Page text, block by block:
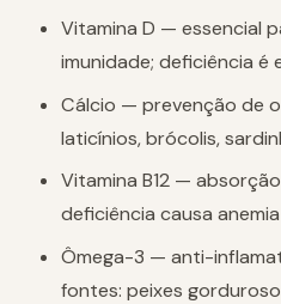
Vitamina D — essencial
imunidade; deficiência é
Cálcio — prevenção de
laticínios, brócolis,
Vitamina B12 —
deficiência causa
Ômega-3 — anti-
fontes: peixes